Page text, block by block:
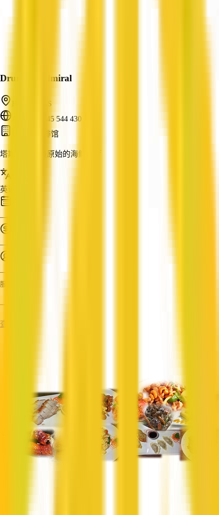
Drunken Admiral
Hobart, TAS
ABN: 56 145 544 430
餐厅与咖啡馆
塔斯马尼亚最原始的海鲜餐厅
英语
—
—
—
服务
—
查看资料